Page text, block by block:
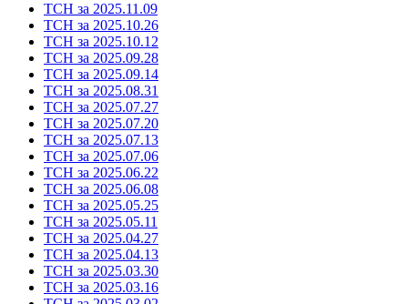
ТСН за 2025.11.09
ТСН за 2025.10.26
ТСН за 2025.10.12
ТСН за 2025.09.28
ТСН за 2025.09.14
ТСН за 2025.08.31
ТСН за 2025.07.27
ТСН за 2025.07.20
ТСН за 2025.07.13
ТСН за 2025.07.06
ТСН за 2025.06.22
ТСН за 2025.06.08
ТСН за 2025.05.25
ТСН за 2025.05.11
ТСН за 2025.04.27
ТСН за 2025.04.13
ТСН за 2025.03.30
ТСН за 2025.03.16